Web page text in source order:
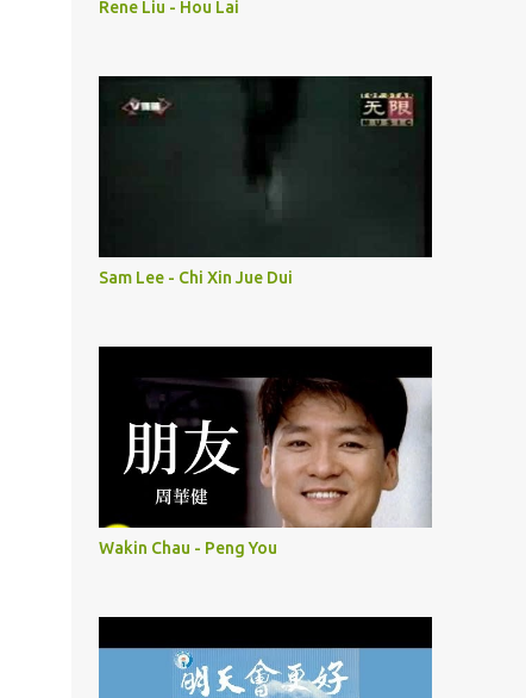
Rene Liu - Hou Lai
Sam Lee - Chi Xin Jue Dui
Wakin Chau - Peng You